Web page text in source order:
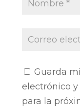
Guarda
electrónico
para la